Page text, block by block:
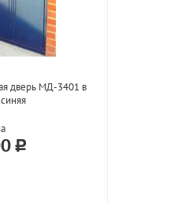
дверь МД-3401 в